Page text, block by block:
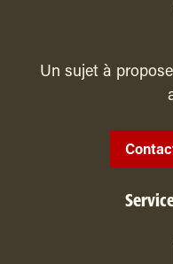
Un sujet à